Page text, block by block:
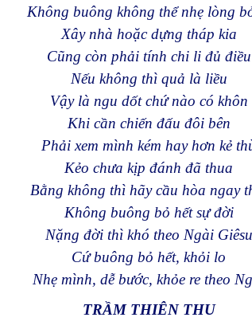
Không buông không thể nhẹ lòng
Xây nhà hoặc dựng tháp kia
Cũng còn phải tính chi li đủ điều
Nếu không thì quả là liều
Vậy là ngu dốt chứ nào có khôn
Khi cần chiến đấu đôi bên
Phải xem mình kém hay hơn kẻ
Kẻo chưa kịp đánh đã thua
Bằng không thì hãy cầu hòa ngay
Không buông bỏ hết sự đời
Nặng đời thì khó theo Ngài Giêsu
Cứ buông bỏ hết, khỏi lo
Nhẹ mình, dễ bước, khỏe re theo
TRẦM THIÊN THU